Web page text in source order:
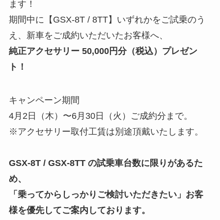
ます！
期間中に【GSX-8T / 8TT】いずれかをご試乗のう
え、新車をご成約いただいたお客様へ、
純正アクセサリー 50,000円分（税込）プレゼン
ト！
キャンペーン期間
4月2日（木）〜6月30日（火）ご成約分まで。
※アクセサリー取付工賃は別途頂戴いたします。
GSX-8T / GSX-8TT の試乗車台数に限りがあるた
め、
「乗ってからしっかりご検討いただきたい」お客
様を優先してご案内しております。